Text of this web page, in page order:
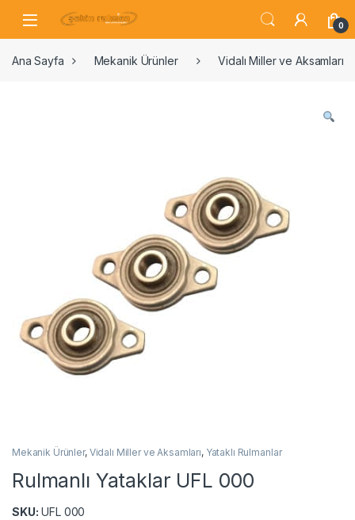
0
Ana Sayfa Mekanik Ürünler Vidalı Miller ve Aksamları
Mekanik Ürünler, Vidalı Miller ve Aksamları, Yataklı Rulmanlar
Rulmanlı Yataklar UFL 000
SKU: UFL 000